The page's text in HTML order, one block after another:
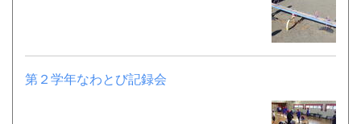
第２学年なわとび記録会